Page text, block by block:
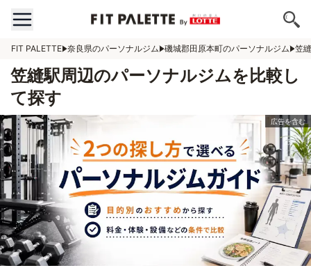
FIT PALETTE 奈良県のパーソナルジム 磯城郡田原本町のパーソナルジム 笠
笠縫駅周辺のパーソナルジムを比較し
て探す